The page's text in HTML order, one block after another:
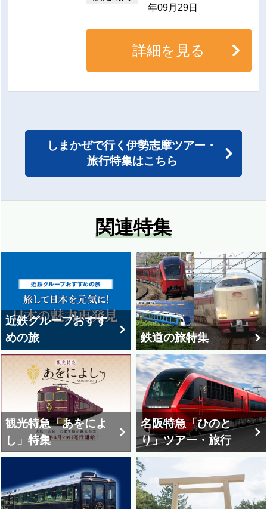
快適な旅をアテンダントがサポート
客様のお出迎え、お見送り、軽食や飲料の販売をい
クラフトビールをはじめ沿線の名産にこだわった車
内販売メニューをお楽しみいただくことができま
す。
年09月29日
詳細を見る
しまかぜで行く伊勢志摩ツアー・
旅行特集はこちら
関連特集
近鉄グループおすす
めの旅
鉄道の旅特集
観光特急「あをによ
し」特集
名阪特急「ひのと
り」ツアー・旅行